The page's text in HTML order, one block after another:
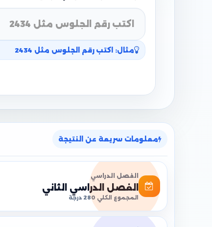
مثال: اكتب رقم الجلوس مثل 2434
معلومات سريعة عن النتيجة
الفصل الدراسي
الفصل الدراسي الثاني
المجموع الكلي 280 درجة